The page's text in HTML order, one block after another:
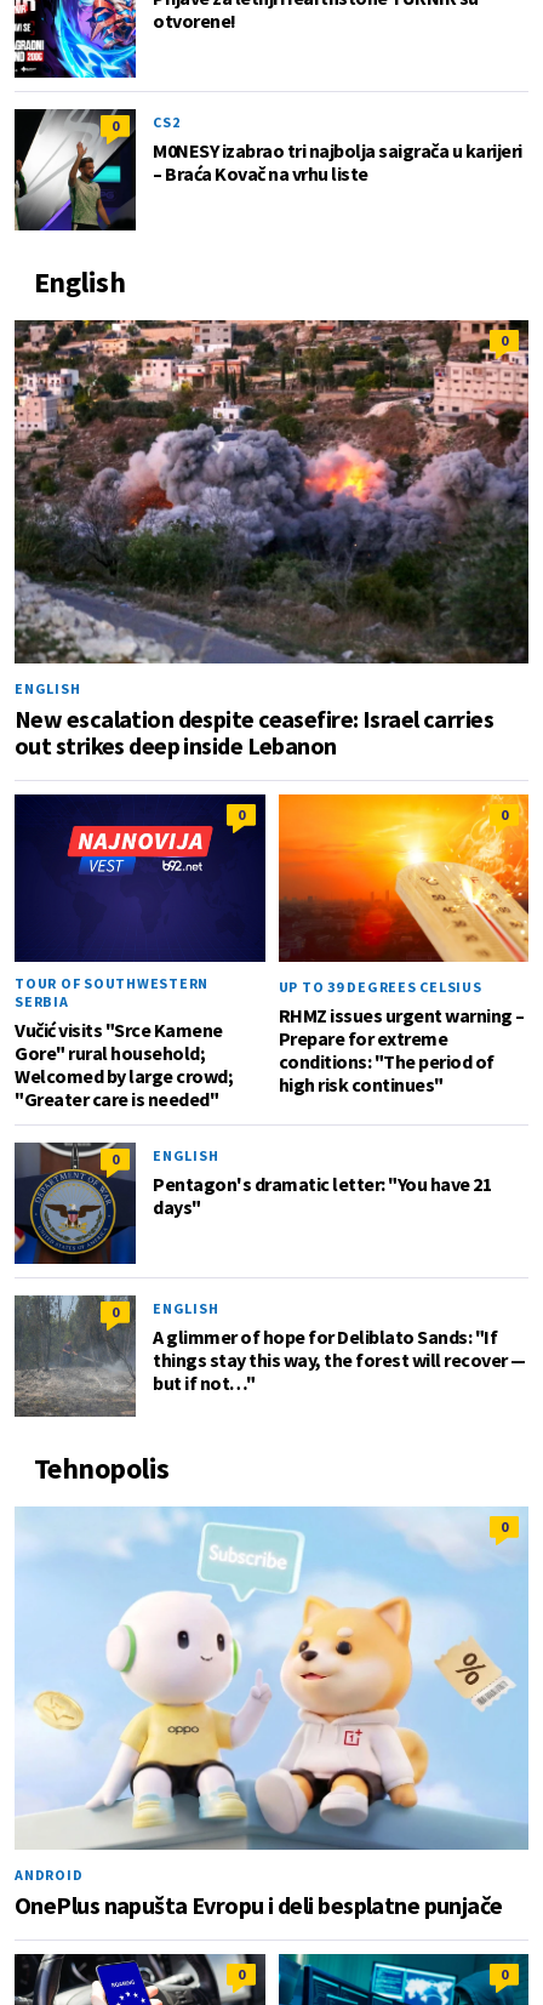
otvorene!
0 CS2
M0NESY izabrao tri najbolja saigrača u karijeri
– Braća Kovač na vrhu liste
English
0
ENGLISH
New escalation despite ceasefire: Israel carries
out strikes deep inside Lebanon
0
TOUR OF SOUTHWESTERN
SERBIA
Vučić visits "Srce Kamene
Gore" rural household;
Welcomed by large crowd;
"Greater care is needed"
0
UP TO 39 DEGREES CELSIUS
RHMZ issues urgent warning –
Prepare for extreme
conditions: "The period of
high risk continues"
0 ENGLISH
Pentagon's dramatic letter: "You have 21
days"
0 ENGLISH
A glimmer of hope for Deliblato Sands: "If
things stay this way, the forest will recover —
but if not…"
Tehnopolis
0
ANDROID
OnePlus napušta Evropu i deli besplatne punjače
0 0